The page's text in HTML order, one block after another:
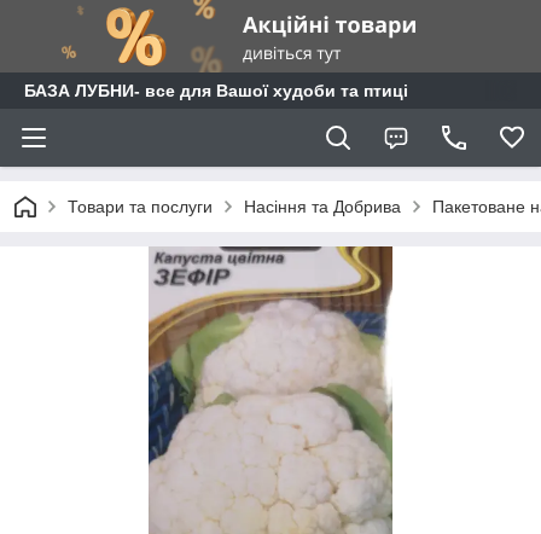
БАЗА ЛУБНИ- все для Вашої худоби та птиці
Товари та послуги Насіння та Добрива Пакетоване